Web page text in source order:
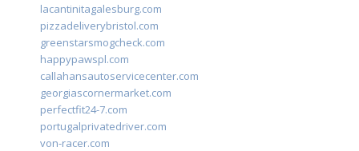
lacantinitagalesburg.com
pizzadeliverybristol.com
greenstarsmogcheck.com
happypawspl.com
callahansautoservicecenter.com
georgiascornermarket.com
perfectfit24-7.com
portugalprivatedriver.com
von-racer.com